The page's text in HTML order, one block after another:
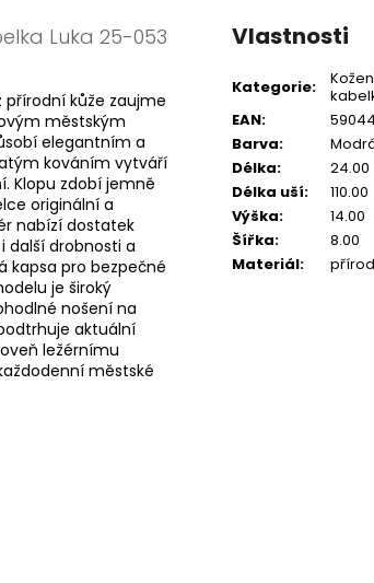
Luka 25-053
přírodní kůže zaujme
městským
elegantním a
kováním vytváří
Klopu zdobí jemně
originální a
nabízí dostatek
další drobnosti a
kapsa pro bezpečné
je široký
nošení na
aktuální
ležérnímu
městské
Vlastnosti
Kategorie:
EAN:
Barva:
Délka:
24.00
Délka uší:
110.00
Výška:
14.00
Šířka:
8.00
Materiál: